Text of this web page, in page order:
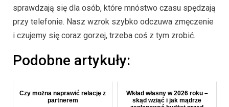
sprawdzają się dla osób, które mnóstwo czasu spędzają
przy telefonie. Nasz wzrok szybko odczuwa zmęczenie
i czujemy się coraz gorzej, trzeba coś z tym zrobić.
Podobne artykuły:
Czy można naprawić relację z
partnerem
Wkład własny w 2026 roku –
skąd wziąć i jak mądrze